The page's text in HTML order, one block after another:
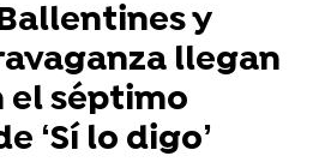
y
llegan
el séptimo
‘Sí lo digo’